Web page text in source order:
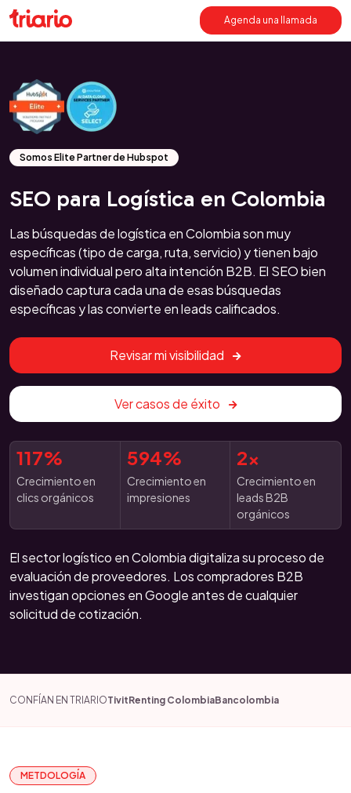
Agenda una llamada
Somos Elite Partner de Hubspot
SEO para Logística en Colombia
Las búsquedas de logística en Colombia son muy
específicas (tipo de carga, ruta, servicio) y tienen bajo
volumen individual pero alta intención B2B. El SEO bien
diseñado captura cada una de esas búsquedas
específicas y las convierte en leads calificados.
Revisar mi visibilidad
Ver casos de éxito
117%
Crecimiento en
clics orgánicos
594%
Crecimiento en
impresiones
2x
Crecimiento en
leads B2B
orgánicos
El sector logístico en Colombia digitaliza su proceso de
evaluación de proveedores. Los compradores B2B
investigan opciones en Google antes de cualquier
solicitud de cotización.
CONFÍAN EN TRIARIOTivitRenting ColombiaBancolombia
METDOLOGÍA